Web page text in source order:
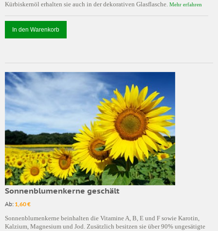
Kürbiskernöl erhalten sie auch in der dekorativen Glasflasche. Mehr erfahren
In den Warenkorb
Sonnenblumenkerne geschält
Ab: 1,60 €
Sonnenblumenkerne beinhalten die Vitamine A, B, E und F sowie Karotin,
Kalzium, Magnesium und Jod. Zusätzlich besitzen sie über 90% ungesätigte